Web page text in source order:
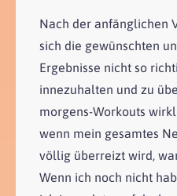
Nach der anfänglichen
sich die gewünschten
Ergebnisse nicht so
innezuhalten und zu
morgens-Workouts
wenn mein gesamtes
völlig überreizt wird,
Wenn ich noch nicht